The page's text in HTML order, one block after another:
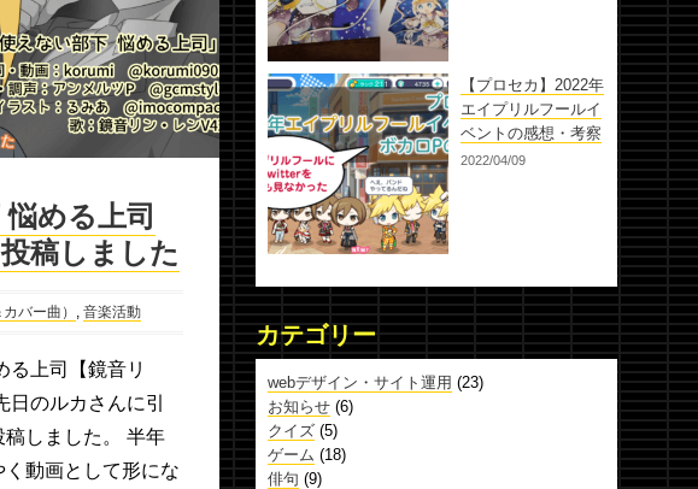
める上司
稿しました
バー曲） , 音楽活動
る上司【鏡音リ
のルカさんに引
しました。 半年
動画として形にな
【プロセカ】2022年
エイプリルフールイ
ベントの感想・考察
2022/04/09
カテゴリー
webデザイン・サイト運用 (23)
お知らせ (6)
クイズ (5)
ゲーム (18)
俳句 (9)